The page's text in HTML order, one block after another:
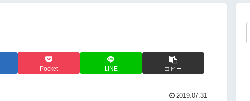
Pocket LINE コピー
2019.07.31